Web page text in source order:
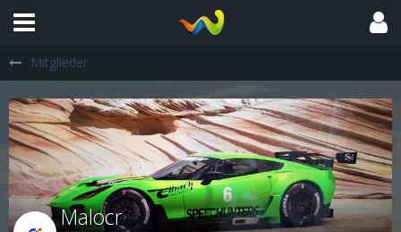
Mitglieder
Malocr